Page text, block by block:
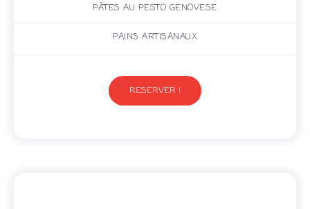
PÂTES AU PESTO GENOVESE
PAINS ARTISANAUX
RESERVER !